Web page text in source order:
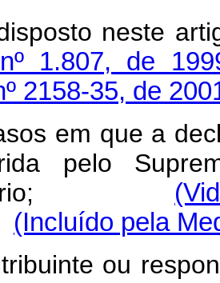
neste
1.807, de
2158-35, de
em que a
pelo
(Incluído pela
ou